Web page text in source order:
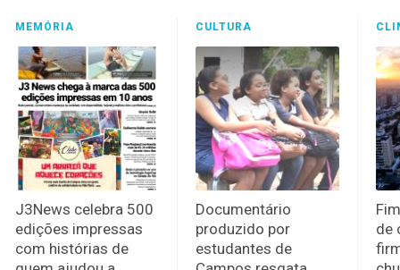
MEMÓRIA
J3News celebra 500
edições impressas
com histórias de
CULTURA
Documentário
produzido por
estudantes de
de